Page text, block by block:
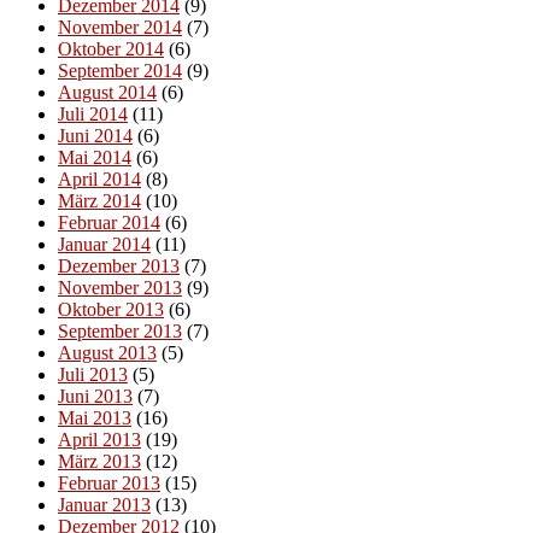
Dezember 2014 (9)
November 2014 (7)
Oktober 2014 (6)
September 2014 (9)
August 2014 (6)
Juli 2014 (11)
Juni 2014 (6)
Mai 2014 (6)
April 2014 (8)
März 2014 (10)
Februar 2014 (6)
Januar 2014 (11)
Dezember 2013 (7)
November 2013 (9)
Oktober 2013 (6)
September 2013 (7)
August 2013 (5)
Juli 2013 (5)
Juni 2013 (7)
Mai 2013 (16)
April 2013 (19)
März 2013 (12)
Februar 2013 (15)
Januar 2013 (13)
Dezember 2012 (10)